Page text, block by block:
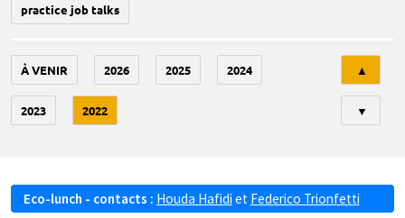
practice job talks
À VENIR 2026 2025 2024
2023 2022
▲
▼
Eco-lunch - contacts : Houda Hafidi et Federico Trionfetti